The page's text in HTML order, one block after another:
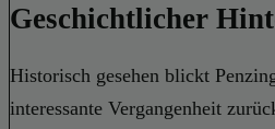
Geschichtlicher
Historisch gesehen blickt
interessante Vergangenheit